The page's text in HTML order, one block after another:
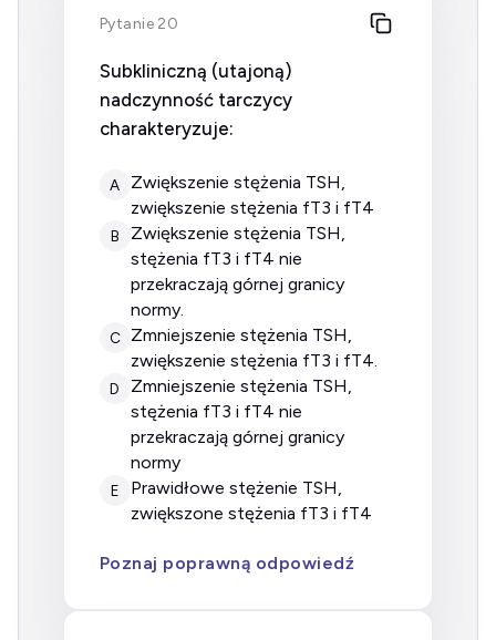
Pytanie 20
Subkliniczną (utajoną)
nadczynność tarczycy
charakteryzuje:
A
zwiększenie stężenia TSH,
zwiększenie stężenia fT3 i fT4
B
zwiększenie stężenia TSH,
stężenia fT3 i fT4 nie
przekraczają górnej granicy
normy.
C
zmniejszenie stężenia TSH,
zwiększenie stężenia fT3 i fT4.
D
zmniejszenie stężenia TSH,
stężenia fT3 i fT4 nie
przekraczają górnej granicy
normy
E
prawidłowe stężenie TSH,
zwiększone stężenia fT3 i fT4
Poznaj poprawną odpowiedź